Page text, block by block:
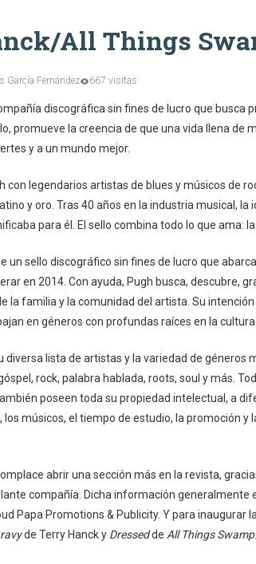
All Things
García Fernández 667 visitas
discográfica sin fines de lucro que busca
promueve la creencia de que una vida llena de
y a un mundo mejor.
con legendarios artistas de blues y músicos de
y oro. Tras 40 años en la industria musical, la
para él. El sello combina todo lo que ama:
un sello discográfico sin fines de lucro que
en 2014. Con ayuda, Pugh busca, descubre,
la familia y la comunidad del artista. Su
en géneros con profundas raíces en la
diversa lista de artistas y la variedad de géneros
rock, palabra hablada, roots, soul y más.
poseen toda su propiedad intelectual, a
los músicos, el tiempo de estudio, la promoción
abrir una sección más en la revista,
compañía. Dicha información generalmente
Papa Promotions & Publicity. Y para inaugurar
de Terry Hanck y Dressedde All Things Swamp.